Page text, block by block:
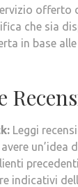
offerto
che sia
in base
Leggi
un’idea
indicativi